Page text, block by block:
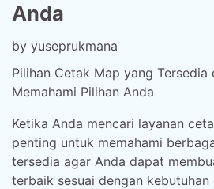
Anda
by yuseprukmana
Pilihan Cetak Map yang Tersedia
Memahami Pilihan Anda
Ketika Anda mencari layanan
penting untuk memahami
tersedia agar Anda dapat
terbaik sesuai dengan